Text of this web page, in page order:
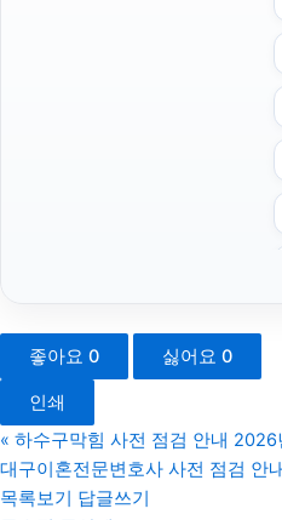
좋아요 0 싫어요 0
인쇄
« 하수구막힘 사전 점검 안내
대구이혼전문변호사 사전 점검 안
목록보기
답글쓰기